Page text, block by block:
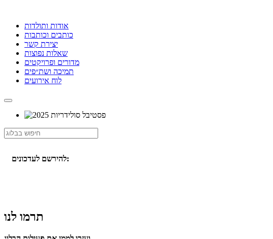
אודות ותולדות
כותבים וכותבות
יצירת קשר
שאלות נפוצות
מדורים ופרויקטים
תמיכה ושת״פים
לוח אירועים
להירשם לעדכונים:
תרמו לנו